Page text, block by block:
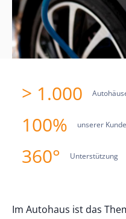
> 1.000
100% unserer
360° Unterstützung
Im Autohaus ist das